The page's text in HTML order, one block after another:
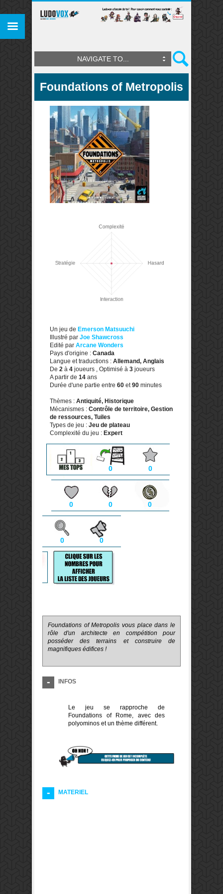
NAVIGATE TO...
Foundations of Metropolis
Un jeu de Emerson Matsuuchi
Illustré par Joe Shawcross
Edité par Arcane Wonders
Pays d'origine : Canada
Langue et traductions : Allemand, Anglais
De 2 à 4 joueurs , Optimisé à 3 joueurs
A partir de 14 ans
Durée d'une partie entre 60 et90 minutes
Thèmes : Antiquité, Historique
Mécanismes : Contrôle de territoire, Gestion
de ressources, Tuiles
Types de jeu : Jeu de plateau
Complexité du jeu : Expert
0 0
0 0 0
0 0
Foundations of Metropolis vous place dans le
rôle d'un architecte en compétition pour
posséder des terrains et construire de
magnifiques édifices !
INFOS
Le jeu se rapproche de
Foundations of Rome, avec des
polyominos et un thème différent.
MATERIEL